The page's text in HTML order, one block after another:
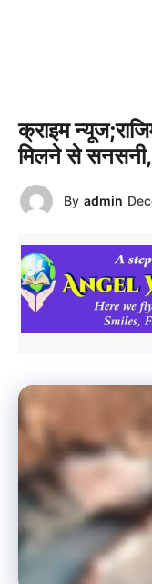
क्राइम
मिलने से
By admin